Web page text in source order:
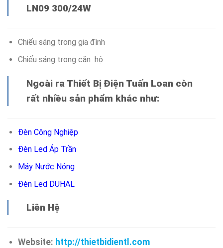
LN09 300/24W
Chiếu sáng trong gia đình
Chiếu sáng trong căn hộ
Ngoài ra Thiết Bị Điện Tuấn Loan còn
rất nhiều sản phẩm khác như:
Đèn Công Nghiệp
Đèn Led Áp Trần
Máy Nước Nóng
Đèn Led DUHAL
Liên Hệ
Website: http://thietbidientl.com